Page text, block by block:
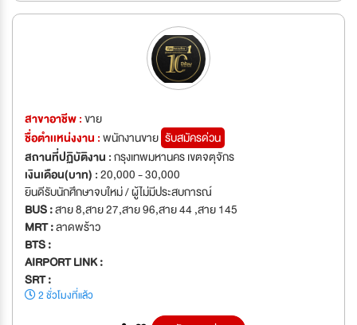
สาขาอาชีพ :ขาย
ชื่อตำเเหน่งงาน :พนักงานขาย รับสมัครด่วน
สถานที่ปฏิบัติงาน :กรุงเทพมหานคร เขตจตุจักร
เงินเดือน(บาท) :20,000 - 30,000
ยินดีรับนักศึกษาจบใหม่ / ผู้ไม่มีประสบการณ์
BUS :สาย 8,สาย 27,สาย 96,สาย 44 ,สาย 145
MRT :ลาดพร้าว
BTS :
AIRPORT LINK :
SRT :
2 ชั่วโมงที่แล้ว